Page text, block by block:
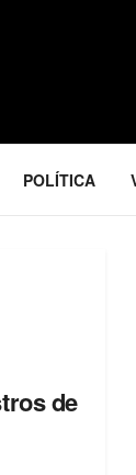
POLÍTICA
de